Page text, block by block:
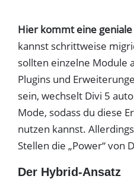
Hier kommt eine
kannst schrittweise
sollten einzelne Module
Plugins und
sein, wechselt Divi 5
Mode, sodass du diese
nutzen kannst.
Stellen die „Power“ von
Der Hybrid-Ansatz